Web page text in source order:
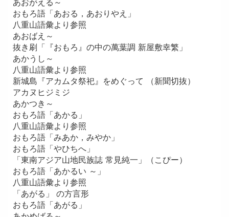
おもろ語「あおる，あおりやえ」
八重山語彙より参照
あおばえ～
抜き刷「『おもろ』の中の萬葉調 新屋敷幸繁」
あかうし～
八重山語彙より参照
新城島『アカムタ祭祀』をめぐって （新聞切抜）
アカヌヒジミジ
あかつき～
おもろ語「あかる」
八重山語彙より参照
おもろ語「みあか，みやか」
おもろ語「やひちへ」
「東南アジア山地民族誌 常見純一」（こぴー）
おもろ語「あかるい ～」
八重山語彙より参照
「あがる」 の方言形
おもろ語「あがる」